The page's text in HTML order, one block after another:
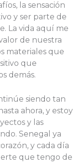
la sensación
y ser parte de
La vida aquí me
de nuestra
materiales que
que
demás.
siendo tan
ahora, y estoy
y las
Senegal ya
y cada día
que tengo de